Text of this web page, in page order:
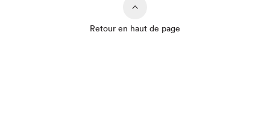
Retour en haut de page